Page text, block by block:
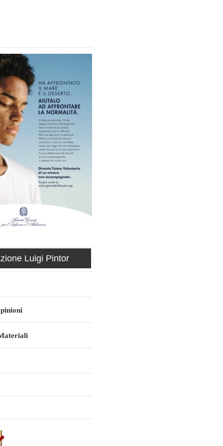
Luigi Pintor